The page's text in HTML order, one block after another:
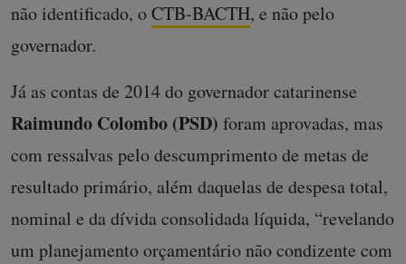
não identificado, oCTB-BACTH, e não pelo
governador.
Já as contas de 2014 do governador catarinense
Raimundo Colombo (PSD) foram aprovadas, mas
com ressalvas pelo descumprimento de metas de
resultado primário, além daquelas de despesa total,
nominal e da dívida consolidada líquida, “revelando
um planejamento orçamentário não condizente com